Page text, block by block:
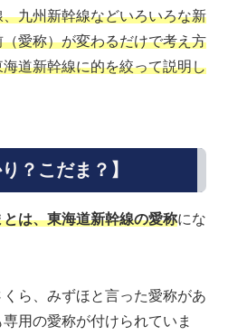
九州新幹線などいろいろな新
愛称）が変わるだけで考え方
道新幹線に的を絞って説明し
？こだま？】
は、東海道新幹線の愛称にな
ら、みずほと言った愛称があ
用の愛称が付けられていま